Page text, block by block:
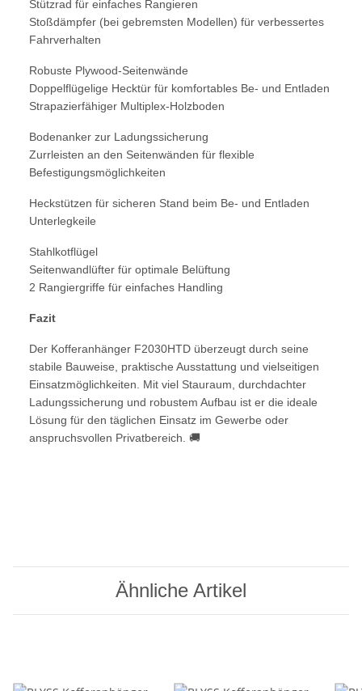
Stützrad für einfaches Rangieren
Stoßdämpfer (bei gebremsten Modellen) für verbessertes
Fahrverhalten
Robuste Plywood-Seitenwände
Doppelflügelige Hecktür für komfortables Be- und Entladen
Strapazierfähiger Multiplex-Holzboden
Bodenanker zur Ladungssicherung
Zurrleisten an den Seitenwänden für flexible
Befestigungsmöglichkeiten
Heckstützen für sicheren Stand beim Be- und Entladen
Unterlegkeile
Stahlkotflügel
Seitenwandlüfter für optimale Belüftung
2 Rangiergriffe für einfaches Handling
Fazit
Der Kofferanhänger F2030HTD überzeugt durch seine
stabile Bauweise, praktische Ausstattung und vielseitigen
Einsatzmöglichkeiten. Mit viel Stauraum, durchdachter
Ladungssicherung und robustem Aufbau ist er die ideale
Lösung für den täglichen Einsatz im Gewerbe oder
anspruchsvollen Privatbereich. 🚚
Ähnliche Artikel